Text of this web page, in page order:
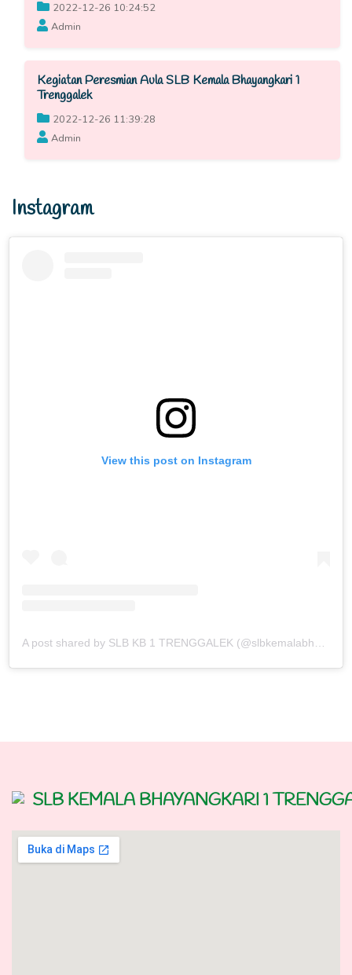
2022-12-26 10:24:52
Admin
Kegiatan Peresmian Aula SLB Kemala Bhayangkari 1
Trenggalek
2022-12-26 11:39:28
Admin
Instagram
View this post on Instagram
A post shared by SLB KB 1 TRENGGALEK (@slbkemalabhayangkaritrenggalek)
SLB KEMALA BHAYANGKARI 1